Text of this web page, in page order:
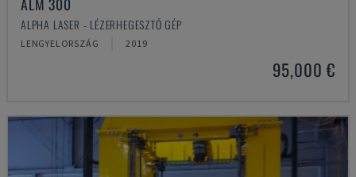
ALPHA LASER - LÉZERHEGESZTŐ GÉP
LENGYELORSZÁG 2019
95,000 €